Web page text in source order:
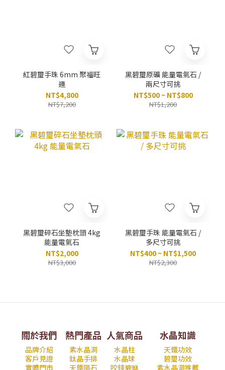
紅碧璽手珠 6mm 聚福旺
運
NT$4,800
NT$7,200
黑碧璽原礦 能量電氣石 /
兩尺寸可挑
NT$500 ~ NT$800
NT$1,200
黑碧璽碎石坐墊枕頭 4kg
能量電氣石
NT$2,000
NT$3,000
黑碧璽手珠 能量電氣石 /
多尺寸可挑
NT$400 ~ NT$1,500
NT$2,300
關於我們
品牌介紹
客戶見證
實體門市
熱門產品
紫水晶洞
鈦晶手排
天鐵隕石
人氣商品
水晶柱
水晶球
咬錢貔貅
水晶知識
天鐵功效
碧璽功效
紫水晶洞推薦